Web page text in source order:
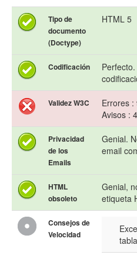
Tipo de
documento
(Doctype)
HTML 5
Codificación
Validez W3C
Errores :
Avisos : 4
Privacidad
de los
Emails
Genial.
email
HTML
obsoleto
Genial,
etiqueta
Consejos de
Velocidad